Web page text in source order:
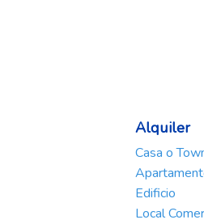
Alquiler
Casa o
Edificio
Local